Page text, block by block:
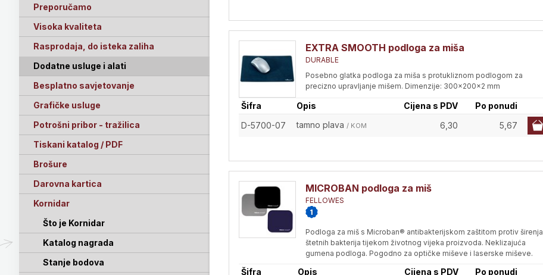
Preporučamo
Visoka kvaliteta
Rasprodaja, do isteka zaliha
Dodatne usluge i alati
Besplatno savjetovanje
Grafičke usluge
Potrošni pribor - tražilica
Tiskani katalog / PDF
Brošure
Darovna kartica
Kornidar
Što je Kornidar
Katalog nagrada
Stanje bodova
EXTRA SMOOTH podloga za miša
DURABLE
Posebno glatka podloga za miša s protukliznom podlogom za
precizno upravljanje mišem. Dimenzije: 300x200x2 mm
Šifra Opis Cijena s PDV
Po ponudi
D-5700-07
tamno plava / KOM 6,30 5,67
MICROBAN podloga za miš
FELLOWES
Podloga za miš s Microban® antibakterijskom zaštitom protiv širenja
štetnih bakterija tijekom životnog vijeka proizvoda. Neklizajuća
gumena podloga. Pogodno za optičke miševe i laserske miševe.
Šifra Opis Cijena s PDV
Po ponudi